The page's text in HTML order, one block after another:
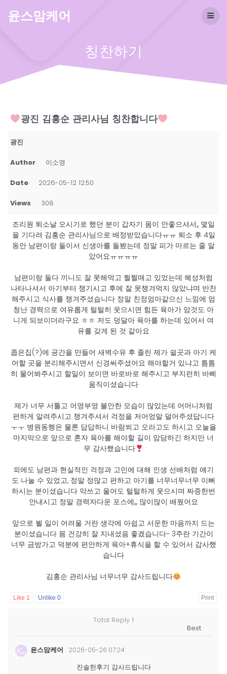
윤스맘케어
칭찬하기
광진 김홍순 관리사님 칭찬합니다
광진
Author 이소영
Date 2026-05-12 12:50
Views 308
조리원 퇴소날 오시기로 했던 분이 갑자기 몸이 안좋으셔서,, 몇일
을 기다려 김홍순 관리사님으로 배정받았습니다ㅠㅠ 퇴소 후 4일
동안 남편이랑 둘이서 신생아를 돌봤는데 정말 피가 마르는 줄 알
았어요ㅠㅠㅠㅠ
남편이랑 둘다 끼니도 잘 못해먹고 쩔쩔매고 있었는데 혜성처럼
나타나셔서 아기부터 챙기시고 후에 잘 못챙겨먹지 않았냐며 반찬
해주시고 식사를 챙겨주셨습니다 정말 친정엄마같으신 느낌에 엄
청난 경력으로 여유롭게 털털히 웃으시면 힘든 육아가 암것도 아
니게 되보이더라구요 ㅎㅎ 저도 덩달아 육아를 하는데 있어서 여
유를 갖게 된 것 같아요
좁은집(?)에 공간을 만들어 새벽수유 후 졸린 제가 쉴곳과 아기 케
어할 곳을 분리해주시면서 신경써주셨어요 해야할거 있냐고 틈틈
히 물어봐주시고 할일이 보이면 바로바로 해주시고 부지런히 바삐
움직이셨습니다
제가 너무 서툴고 어영부영 불안한 모습이 많았는데 어머니처럼
편하게 알려주시고 챙겨주셔서 걱정을 저어엉말 덜어주셨답니다
ㅜㅜ 병원동행은 물론 답답하니 바람쐬고 오라고도 하시고 오늘을
마지막으로 앞으로 혼자 육아를 해야할 길이 암담하긴 하지만 너
무 감사했습니다
외에도 남편과 현실적인 걱정과 고민에 대해 인생 선배처럼 얘기
도 나눌 수 있었고, 정말 정많고 편하고 아기를 너무너무너무 이뻐
하시는 분이셨습니다 악쓰고 울어도 털털하게 웃으시며 짜증한번
안내시고 정말 경력자다운 포스에,,, 많이많이 배웠어요
앞으로 뵐 일이 어려울 거란 생각에 아쉽고 서운한 마음까지 드는
분이셨습니다 몸 건강히 잘 지내셨음 좋겠습니다~ 3주란 기간이
너무 금방가고 덕분에 편안하게 육아+휴식을 할 수 있어서 감사했
습니다
김홍순 관리사님 너무너무 감사드립니다
Like 1 Unlike 0 Print
Total Reply 1
윤스맘케어 2026-05-26 07:24
진솔한후기 감사드립니다